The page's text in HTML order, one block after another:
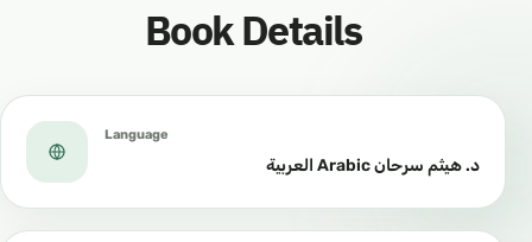
Book Details
Language
د. هيثم سرحان Arabic العربية